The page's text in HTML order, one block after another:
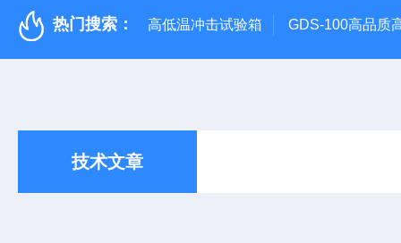
热门搜索： 高低温冲击试验箱 GDS-100高品质
技术文章